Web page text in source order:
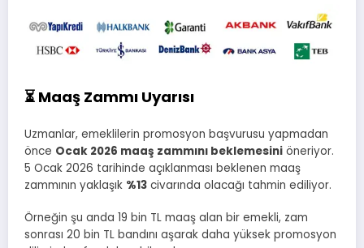
⏳ Maaş Zammı Uyarısı
Uzmanlar, emeklilerin promosyon başvurusu yapmadan
önce Ocak 2026 maaş zammını beklemesini öneriyor.
5 Ocak 2026 tarihinde açıklanması beklenen maaş
zammının yaklaşık %13 civarında olacağı tahmin ediliyor.
Örneğin şu anda 19 bin TL maaş alan bir emekli, zam
sonrası 20 bin TL bandını aşarak daha yüksek promosyon